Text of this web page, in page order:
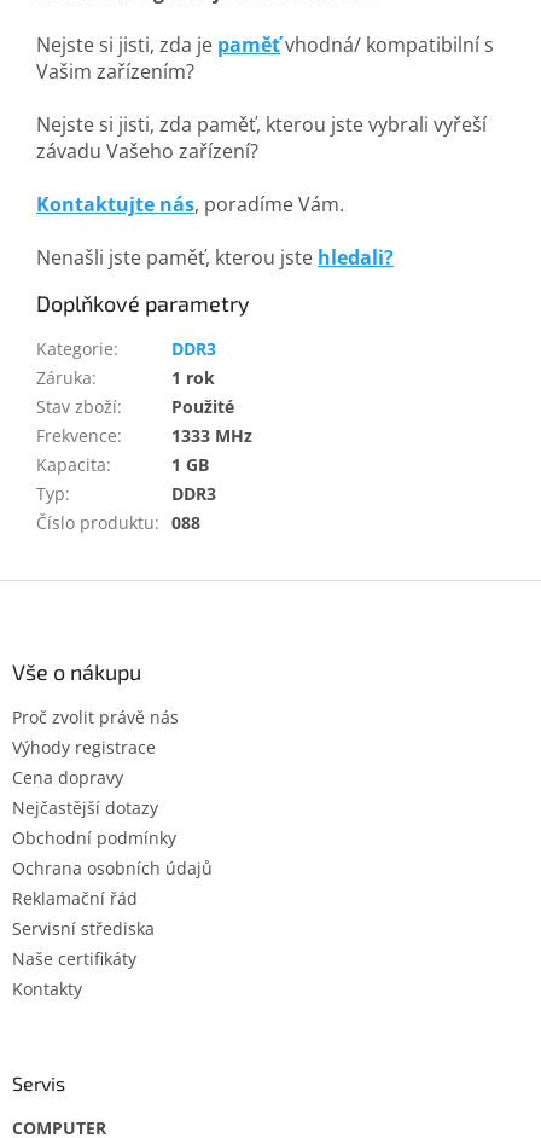
Nejste si jisti, zda je paměťvhodná/ kompatibilní s
Vašim zařízením?
Nejste si jisti, zda paměť, kterou jste vybrali vyřeší
závadu Vašeho zařízení?
Kontaktujte nás, poradíme Vám.
Nenašli jste paměť, kterou jste hledali?
Doplňkové parametry
Kategorie:
DDR3
Záruka:
1 rok
Stav zboží:
Použité
Frekvence:
1333 MHz
Kapacita:
1 GB
Typ:
DDR3
Číslo produktu: 088
Vše o nákupu
Proč zvolit právě nás
Výhody registrace
Cena dopravy
Nejčastější dotazy
Obchodní podmínky
Ochrana osobních údajů
Reklamační řád
Servisní střediska
Naše certifikáty
Kontakty
Servis
COMPUTER